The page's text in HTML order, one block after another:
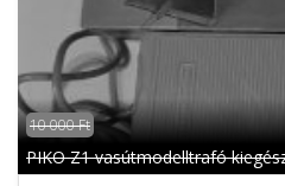
10 000 Ft
PIKO Z1 vasútmodelltrafó